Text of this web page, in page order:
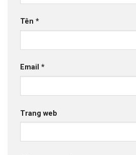
Tên *
Email *
Trang web